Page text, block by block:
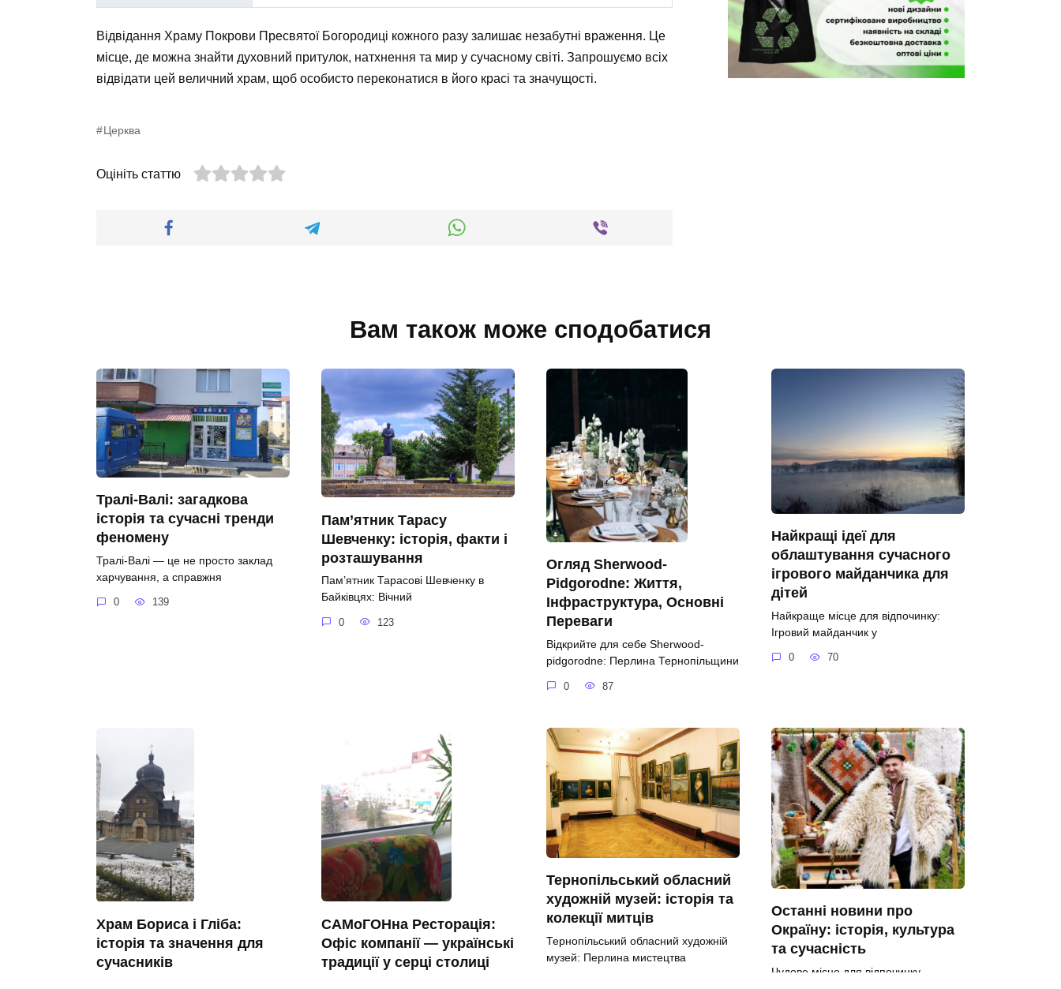
Відвідання Храму Покрови Пресвятої Богородиці кожного разу залишає незабутні враження. Це
місце, де можна знайти духовний притулок, натхнення та мир у сучасному світі. Запрошуємо всіх
відвідати цей величний храм, щоб особисто переконатися в його красі та значущості.
Церква
Оцініть статтю
Вам також може сподобатися
Тралі-Валі: загадкова
історія та сучасні тренди
феномену
Тралі-Валі — це не просто заклад
харчування, а справжня
0 139
Пам’ятник Тарасу
Шевченку: історія, факти і
розташування
Пам’ятник Тарасові Шевченку в
Байківцях: Вічний
0 123
Огляд Sherwood-
Pidgorodne: Життя,
Інфраструктура, Основні
Переваги
Відкрийте для себе Sherwood-
pidgorodne: Перлина Тернопільщини
0 87
Найкращі ідеї для
облаштування сучасного
ігрового майданчика для
дітей
Найкраще місце для відпочинку:
Ігровий майданчик у
0 70
Храм Бориса і Гліба:
історія та значення для
сучасників
САМоГОНна Ресторація:
Офіс компанії — українські
традиції у серці столиці
Тернопільський обласний
художній музей: історія та
колекції митців
Тернопільський обласний художній
музей: Перлина мистецтва
Останні новини про
Окраїну: історія, культура
та сучасність
Чудове місце для відпочинку —